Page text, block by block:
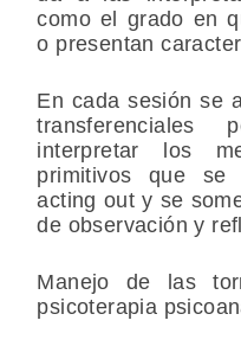
como el grado en
o presentan
En cada sesión se
transferenciales
interpretar los
primitivos que se
acting out y se
de observación y
Manejo de las
psicoterapia